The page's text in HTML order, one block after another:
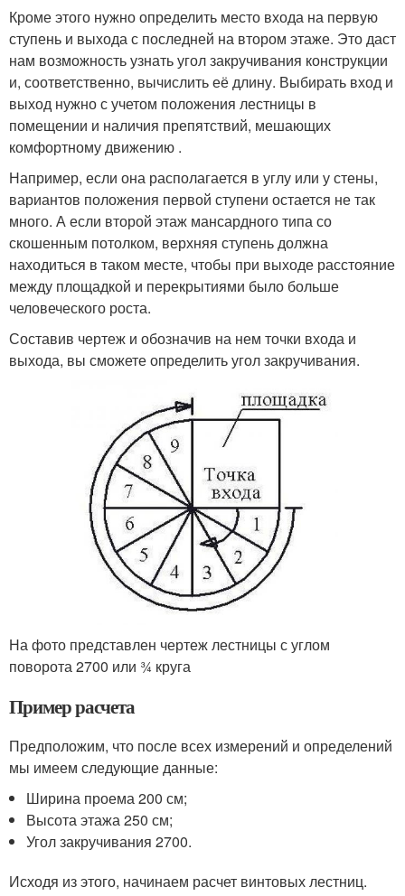
Кроме этого нужно определить место входа на первую
ступень и выхода с последней на втором этаже. Это даст
нам возможность узнать угол закручивания конструкции
и, соответственно, вычислить её длину. Выбирать вход и
выход нужно с учетом положения лестницы в
помещении и наличия препятствий, мешающих
комфортному движению .
Например, если она располагается в углу или у стены,
вариантов положения первой ступени остается не так
много. А если второй этаж мансардного типа со
скошенным потолком, верхняя ступень должна
находиться в таком месте, чтобы при выходе расстояние
между площадкой и перекрытиями было больше
человеческого роста.
Составив чертеж и обозначив на нем точки входа и
выхода, вы сможете определить угол закручивания.
На фото представлен чертеж лестницы с углом
поворота 2700 или ¾ круга
Пример расчета
Предположим, что после всех измерений и определений
мы имеем следующие данные:
Ширина проема 200 см;
Высота этажа 250 см;
Угол закручивания 2700.
Исходя из этого, начинаем расчет винтовых лестниц.